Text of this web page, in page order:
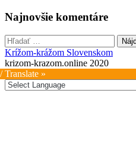
Najnovšie komentáre
Hľadať:
Krížom-krážom Slovenskom
krizom-krazom.online 2020
Translate »